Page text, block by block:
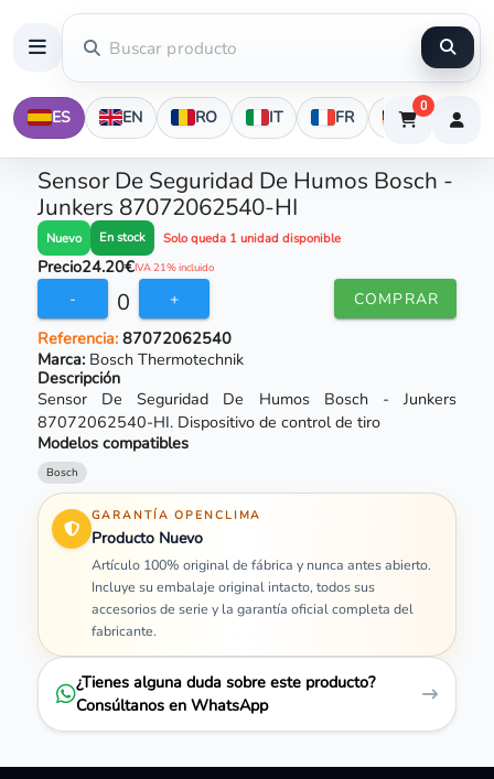
ES EN RO IT FR DE
0
Sensor De Seguridad De Humos Bosch -
Junkers 87072062540-HI
Nuevo En stock Solo queda 1 unidad disponible
Precio24.20€IVA 21% incluido
- 0 + COMPRAR
Referencia:87072062540
Marca: Bosch Thermotechnik
Descripción
Sensor De Seguridad De Humos Bosch - Junkers
87072062540-HI. Dispositivo de control de tiro
Modelos compatibles
Bosch
GARANTÍA OPENCLIMA
Producto Nuevo
Artículo 100% original de fábrica y nunca antes abierto.
Incluye su embalaje original intacto, todos sus
accesorios de serie y la garantía oficial completa del
fabricante.
¿Tienes alguna duda sobre este producto?
Consúltanos en WhatsApp